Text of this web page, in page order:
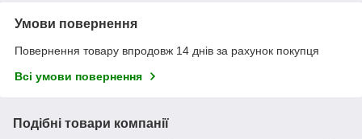
Умови повернення
Повернення товару впродовж 14 днів за рахунок покупця
Всі умови повернення
Подібні товари компанії